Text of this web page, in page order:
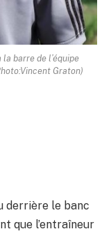
barre de l’équipe
Graton)
derrière le banc
que l’entraîneur